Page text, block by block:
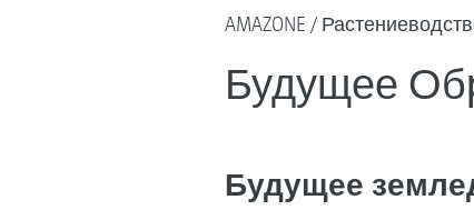
AMAZONE
Будущее
Будущее